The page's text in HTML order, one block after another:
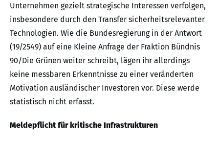
Unternehmen gezielt strategische Interessen verfolgen,
insbesondere durch den Transfer sicherheitsrelevanter
Technologien. Wie die Bundesregierung in der Antwort
(19/2549) auf eine Kleine Anfrage der Fraktion Bündnis
90/Die Grünen weiter schreibt, lägen ihr allerdings
keine messbaren Erkenntnisse zu einer veränderten
Motivation ausländischer Investoren vor. Diese werde
statistisch nicht erfasst.
Meldepflicht für kritische Infrastrukturen